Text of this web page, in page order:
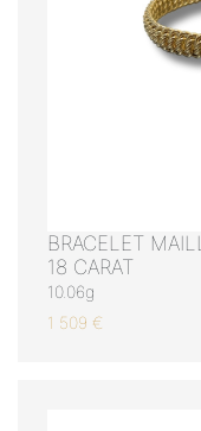
BRACELET
18 CARAT
10.06g
1 509 €